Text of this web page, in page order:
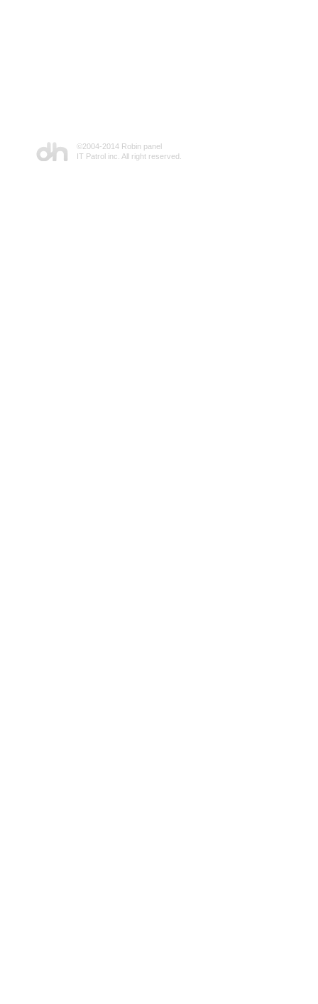
©2004-2014 Robin panel
IT Patrol inc. All right reserved.